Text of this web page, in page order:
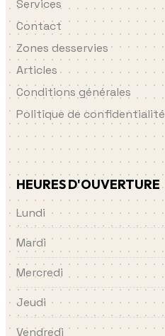
Services
Contact
Zones desservies
Articles
Conditions générales
Politique de confidentialité
HEURES D'OUVERTURE
Lundi
Mardi
Mercredi
Jeudi
Vendredi